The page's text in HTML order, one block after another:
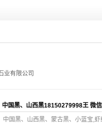
业有限公司
中国黑、山西黑18150279998王 微
中国黑、山西黑、蒙古黑、小蓝宝,